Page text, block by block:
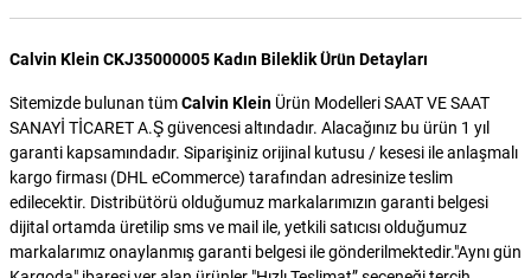
Calvin Klein CKJ35000005 Kadın Bileklik Ürün Detayları
Sitemizde bulunan tümCalvin Klein Ürün Modelleri SAAT VE SAAT
SANAYİ TİCARET A.Ş güvencesi altındadır. Alacağınız bu ürün 1 yıl
garanti kapsamındadır. Siparişiniz orijinal kutusu / kesesi ile anlaşmalı
kargo firması (DHL eCommerce) tarafından adresinize teslim
edilecektir. Distribütörü olduğumuz markalarımızın garanti belgesi
dijital ortamda üretilip sms ve mail ile, yetkili satıcısı olduğumuz
markalarımız onaylanmış garanti belgesi ile gönderilmektedir."Aynı gün